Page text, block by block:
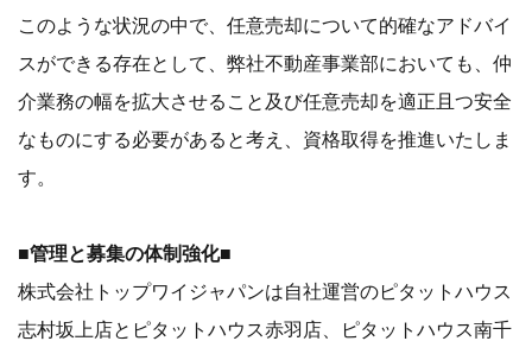
このような状況の中で、任意売却について的確なアドバイ
スができる存在として、弊社不動産事業部においても、仲
介業務の幅を拡大させること及び任意売却を適正且つ安全
なものにする必要があると考え、資格取得を推進いたしま
す。
■管理と募集の体制強化■
株式会社トップワイジャパンは自社運営のピタットハウス
志村坂上店とピタットハウス赤羽店、ピタットハウス南千